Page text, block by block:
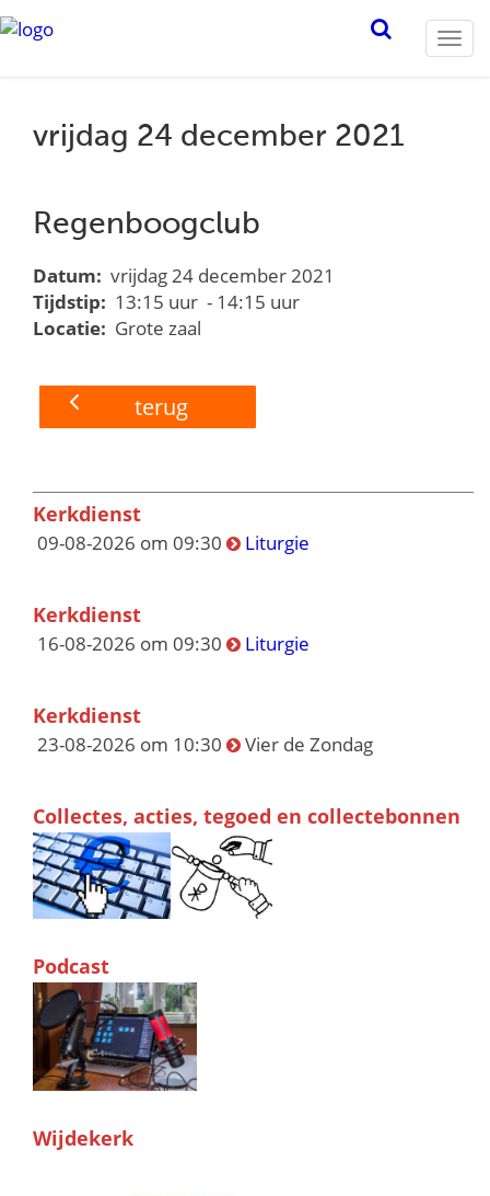
vrijdag 24 december 2021
Regenboogclub
Datum: vrijdag 24 december 2021
Tijdstip: 13:15 uur - 14:15 uur
Locatie: Grote zaal
terug
Kerkdienst
09-08-2026 om 09:30 Liturgie
Kerkdienst
16-08-2026 om 09:30 Liturgie
Kerkdienst
23-08-2026 om 10:30 Vier de Zondag
Collectes, acties, tegoed en collectebonnen
Podcast
Wijdekerk